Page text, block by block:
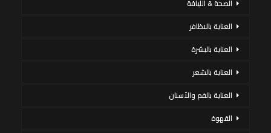
الصحة & اللياقة
العناية بالاظافر
العناية بالبشرة
العناية بالشعر
العناية بالفم والأسنان
القهوة